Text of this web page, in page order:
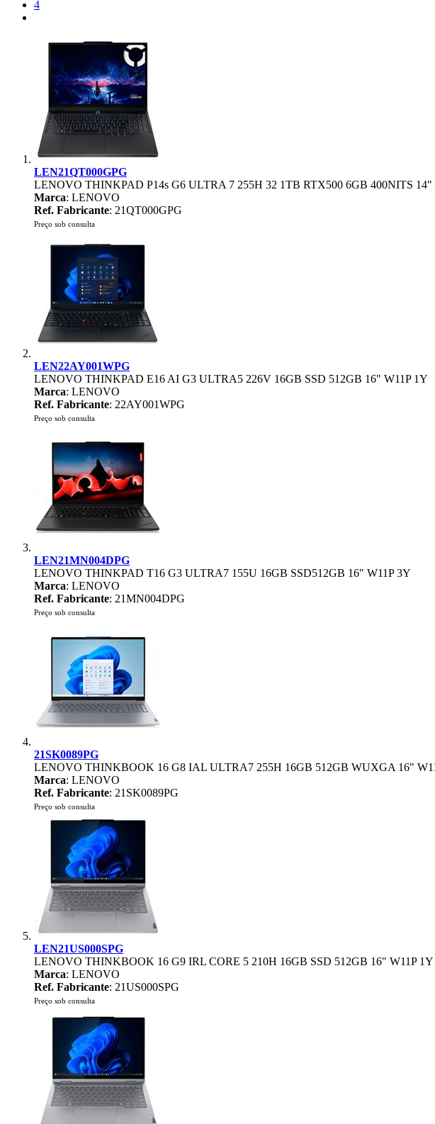
4
LEN21QT000GPG
LENOVO THINKPAD P14s G6 ULTRA 7 255H 32 1TB RTX500 6GB 400NITS 14"
Marca: LENOVO
Ref. Fabricante: 21QT000GPG
Preço sob consulta
LEN22AY001WPG
LENOVO THINKPAD E16 AI G3 ULTRA5 226V 16GB SSD 512GB 16" W11P 1Y
Marca: LENOVO
Ref. Fabricante: 22AY001WPG
Preço sob consulta
LEN21MN004DPG
LENOVO THINKPAD T16 G3 ULTRA7 155U 16GB SSD512GB 16" W11P 3Y
Marca: LENOVO
Ref. Fabricante: 21MN004DPG
Preço sob consulta
21SK0089PG
LENOVO THINKBOOK 16 G8 IAL ULTRA7 255H 16GB 512GB WUXGA 16"
Marca: LENOVO
Ref. Fabricante: 21SK0089PG
Preço sob consulta
LEN21US000SPG
LENOVO THINKBOOK 16 G9 IRL CORE 5 210H 16GB SSD 512GB 16" W11P 1Y
Marca: LENOVO
Ref. Fabricante: 21US000SPG
Preço sob consulta